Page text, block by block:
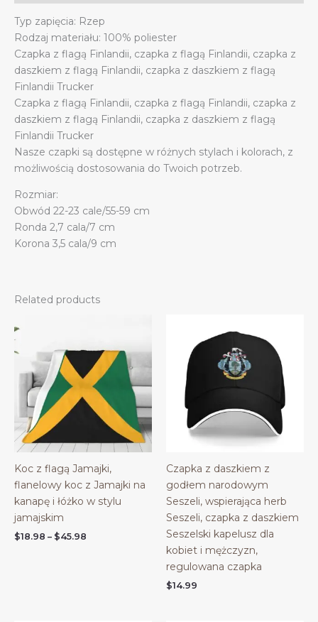
Typ zapięcia: Rzep
Rodzaj materiału: 100% poliester
Czapka z flagą Finlandii, czapka z flagą Finlandii, czapka z
daszkiem z flagą Finlandii, czapka z daszkiem z flagą
Finlandii Trucker
Czapka z flagą Finlandii, czapka z flagą Finlandii, czapka z
daszkiem z flagą Finlandii, czapka z daszkiem z flagą
Finlandii Trucker
Nasze czapki są dostępne w różnych stylach i kolorach, z
możliwością dostosowania do Twoich potrzeb.
Rozmiar:
Obwód 22-23 cale/55-59 cm
Ronda 2,7 cala/7 cm
Korona 3,5 cala/9 cm
Related products
Koc z flagą Jamajki,
flanelowy koc z Jamajki na
kanapę i łóżko w stylu
jamajskim
$18.98 – $45.98
Czapka z daszkiem z
godłem narodowym
Seszeli, wspierająca herb
Seszeli, czapka z daszkiem
Seszelski kapelusz dla
kobiet i mężczyzn,
regulowana czapka
$14.99